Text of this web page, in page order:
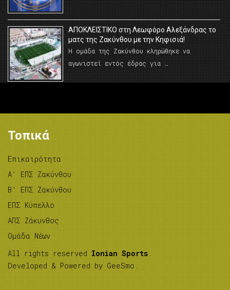
AΠΟΚΛΕΙΣΤΙΚΟ στη Λεωφόρο Αλεξάνδρας το
ματς της Ζακύνθου με την Κηφισιά!
Η ομάδα της Ζακύνθου κληρώθηκε να
αγωνιστεί εντός έδρας για …
Τοπικά
Επικαιρότητα
A’ ΕΠΣ Ζακύνθου
B’ ΕΠΣ Ζακύνθου
ΕΠΣ Κύπελλο
ΑΠΣ Ζάκυνθος
Ομάδα Νέων
All rights reserved Ionian Sports .
Developed & Powered by GeeSmo .